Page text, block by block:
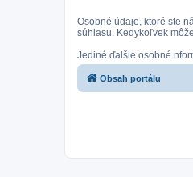
Osobné údaje, ktoré ste
súhlasu. Kedykoľvek
Jediné ďalšie osobné
Obsah portálu